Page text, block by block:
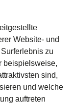
Website- und
zu
beispielsweise,
sind,
und welche
auftreten